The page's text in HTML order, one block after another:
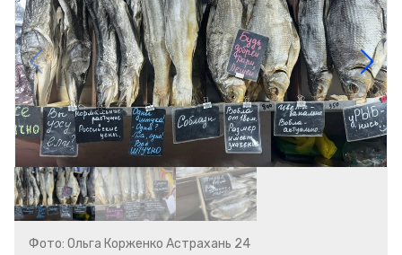
Фото: Ольга Корженко Астрахань 24